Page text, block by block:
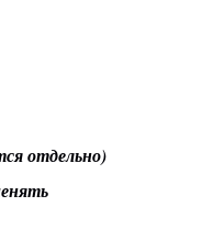
отдельно)